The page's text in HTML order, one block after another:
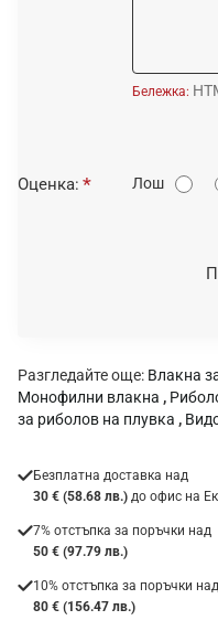
Бележка:
О
Оценка: Лош
Разгледайте още: Влакна
Монофилни влакна ,
за риболов на плувка ,
Безплатна доставка над
30 € (58.68 лв.) до офис на
7% отстъпка за поръчки над
50 € (97.79 лв.)
10% отстъпка за поръчки над
80 € (156.47 лв.)